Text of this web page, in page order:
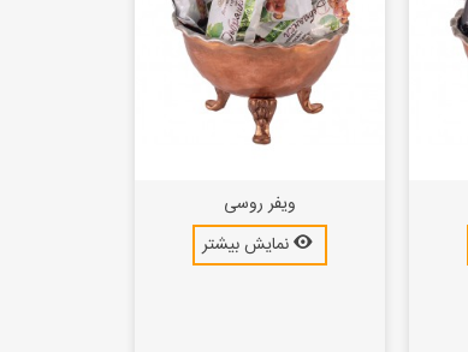
ویفر روسی
نمایش بیشتر